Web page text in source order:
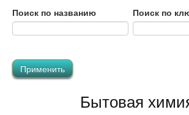
Поиск по названию
Поиск по
Бытовая